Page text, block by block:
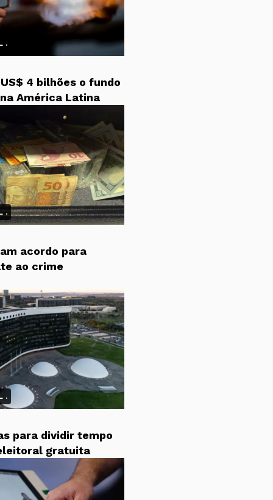
.
4 bilhões o fundo
América Latina
.
acordo para
ao crime
.
para dividir tempo
gratuita